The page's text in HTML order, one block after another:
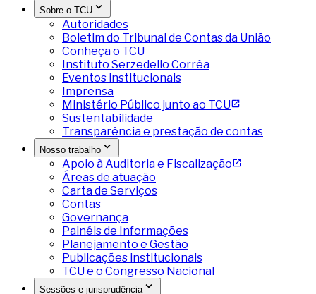
Sobre o TCU
Autoridades
Boletim do Tribunal de Contas da União
Conheça o TCU
Instituto Serzedello Corrêa
Eventos institucionais
Imprensa
Ministério Público junto ao TCU
Sustentabilidade
Transparência e prestação de contas
Nosso trabalho
Apoio à Auditoria e Fiscalização
Áreas de atuação
Carta de Serviços
Contas
Governança
Painéis de Informações
Planejamento e Gestão
Publicações institucionais
TCU e o Congresso Nacional
Sessões e jurisprudência